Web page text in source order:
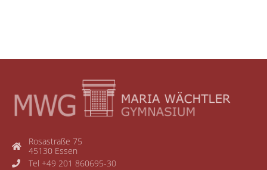
Rosastraße 75
45130 Essen
Tel +49 201 860695-30